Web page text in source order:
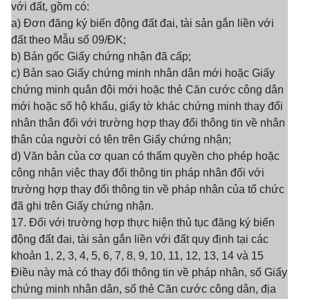
với đất, gồm có:
a) Đơn đăng ký biến động đất đai, tài sản gắn liền với
đất theo Mẫu số 09/ĐK;
b) Bản gốc Giấy chứng nhận đã cấp;
c) Bản sao Giấy chứng minh nhân dân mới hoặc Giấy
chứng minh quân đội mới hoặc thẻ Căn cước công dân
mới hoặc sổ hộ khẩu, giấy tờ khác chứng minh thay đổi
nhân thân đối với trường hợp thay đổi thông tin về nhân
thân của người có tên trên Giấy chứng nhận;
d) Văn bản của cơ quan có thẩm quyền cho phép hoặc
công nhận việc thay đổi thông tin pháp nhân đối với
trường hợp thay đổi thông tin về pháp nhân của tổ chức
đã ghi trên Giấy chứng nhận.
17. Đối với trường hợp thực hiện thủ tục đăng ký biến
động đất đai, tài sản gắn liền với đất quy định tại các
khoản 1, 2, 3, 4, 5, 6, 7, 8, 9, 10, 11, 12, 13, 14 và 15
Điều này mà có thay đổi thông tin về pháp nhân, số Giấy
chứng minh nhân dân, số thẻ Căn cước công dân, địa